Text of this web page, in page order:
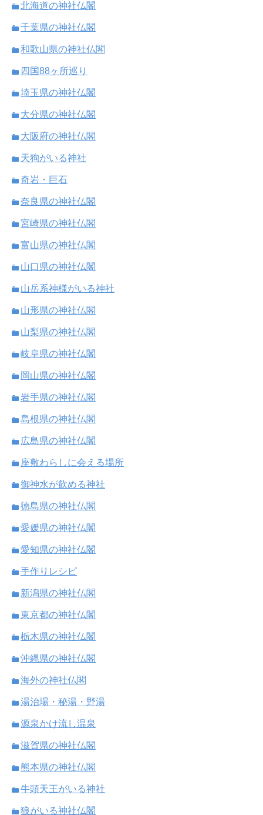
北海道の神社仏閣
千葉県の神社仏閣
和歌山県の神社仏閣
四国88ヶ所巡り
埼玉県の神社仏閣
大分県の神社仏閣
大阪府の神社仏閣
天狗がいる神社
奇岩・巨石
奈良県の神社仏閣
宮崎県の神社仏閣
富山県の神社仏閣
山口県の神社仏閣
山岳系神様がいる神社
山形県の神社仏閣
山梨県の神社仏閣
岐阜県の神社仏閣
岡山県の神社仏閣
岩手県の神社仏閣
島根県の神社仏閣
広島県の神社仏閣
座敷わらしに会える場所
御神水が飲める神社
徳島県の神社仏閣
愛媛県の神社仏閣
愛知県の神社仏閣
手作りレシピ
新潟県の神社仏閣
東京都の神社仏閣
栃木県の神社仏閣
沖縄県の神社仏閣
海外の神社仏閣
湯治場・秘湯・野湯
源泉かけ流し温泉
滋賀県の神社仏閣
熊本県の神社仏閣
牛頭天王がいる神社
狼がいる神社仏閣